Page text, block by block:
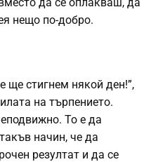
нещо по-добро.
ще стигнем някой ден!”,
на търпението.
То е да
начин, че да
резултат и да се